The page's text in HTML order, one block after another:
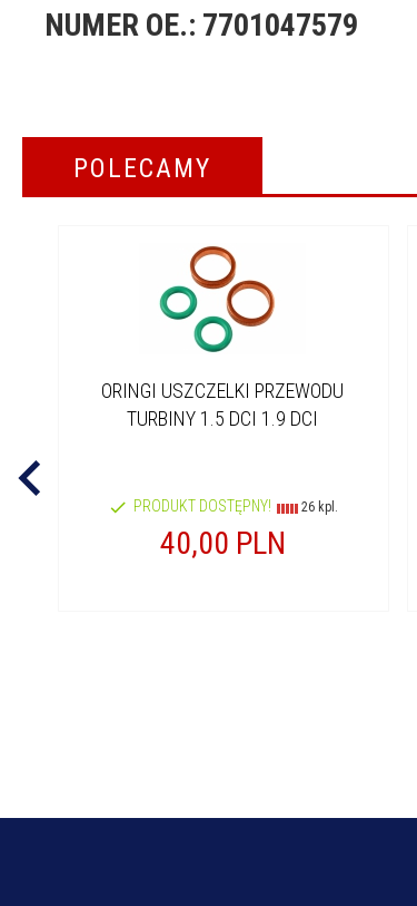
NUMER OE.: 7701047579
POLECAMY
ORINGI USZCZELKI PRZEWODU
TURBINY 1.5 DCI 1.9 DCI
PRODUKT DOSTĘPNY! 26 kpl.
40,00 PLN